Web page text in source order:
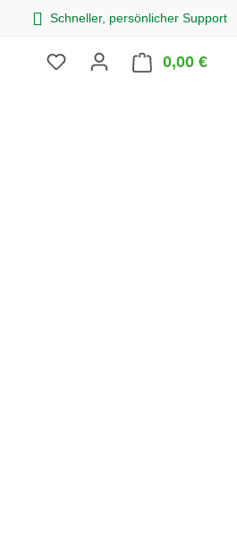
Schneller, persönlicher Support
0,00 €